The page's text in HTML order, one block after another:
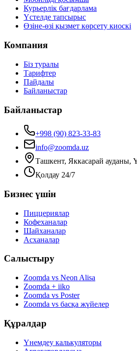
Курьерлік бағдарлама
Үстелде тапсырыс
Өзіне-өзі қызмет көрсету киоскі
Компания
Біз туралы
Тарифтер
Пайдалы
Байланыстар
Байланыстар
+998 (90) 823-33-83
info@zoomda.uz
Ташкент, Яккасарай ауданы,
Қолдау 24/7
Бизнес үшін
Пиццериялар
Кофеханалар
Шайханалар
Асханалар
Салыстыру
Zoomda vs Neon Alisa
Zoomda + iiko
Zoomda vs Poster
Zoomda vs басқа жүйелер
Құралдар
Үнемдеу калькуляторы